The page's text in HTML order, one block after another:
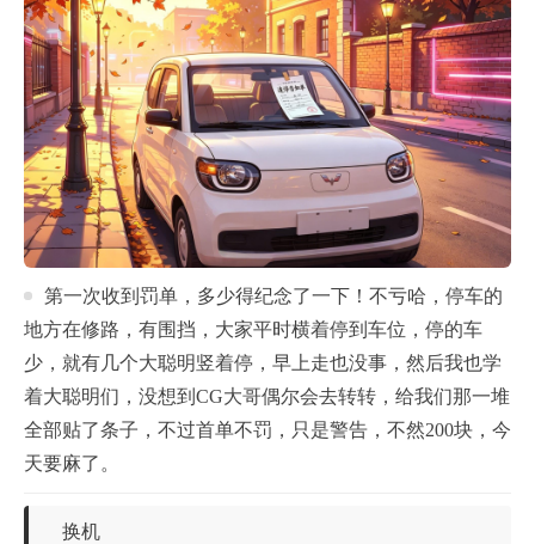
第一次收到罚单，多少得纪念了一下！不亏哈，停车的
地方在修路，有围挡，大家平时横着停到车位，停的车
少，就有几个大聪明竖着停，早上走也没事，然后我也学
着大聪明们，没想到CG大哥偶尔会去转转，给我们那一堆
全部贴了条子，不过首单不罚，只是警告，不然200块，今
天要麻了。
换机